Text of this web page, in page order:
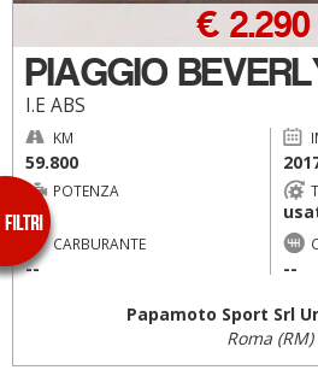
PIAGGIO
I.E ABS
€
KM
59.800
POTENZA
--
CARBURANTE
--
--
Papamoto Sport Srl
Roma (RM)